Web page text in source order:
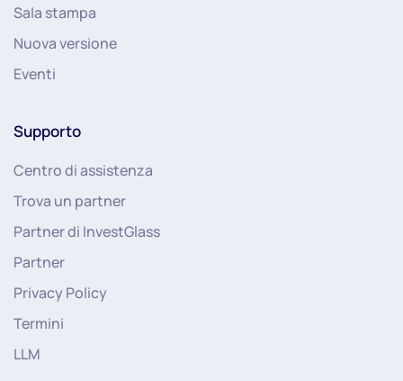
Sala stampa
Nuova versione
Eventi
Supporto
Centro di assistenza
Trova un partner
Partner di InvestGlass
Partner
Privacy Policy
Termini
LLM